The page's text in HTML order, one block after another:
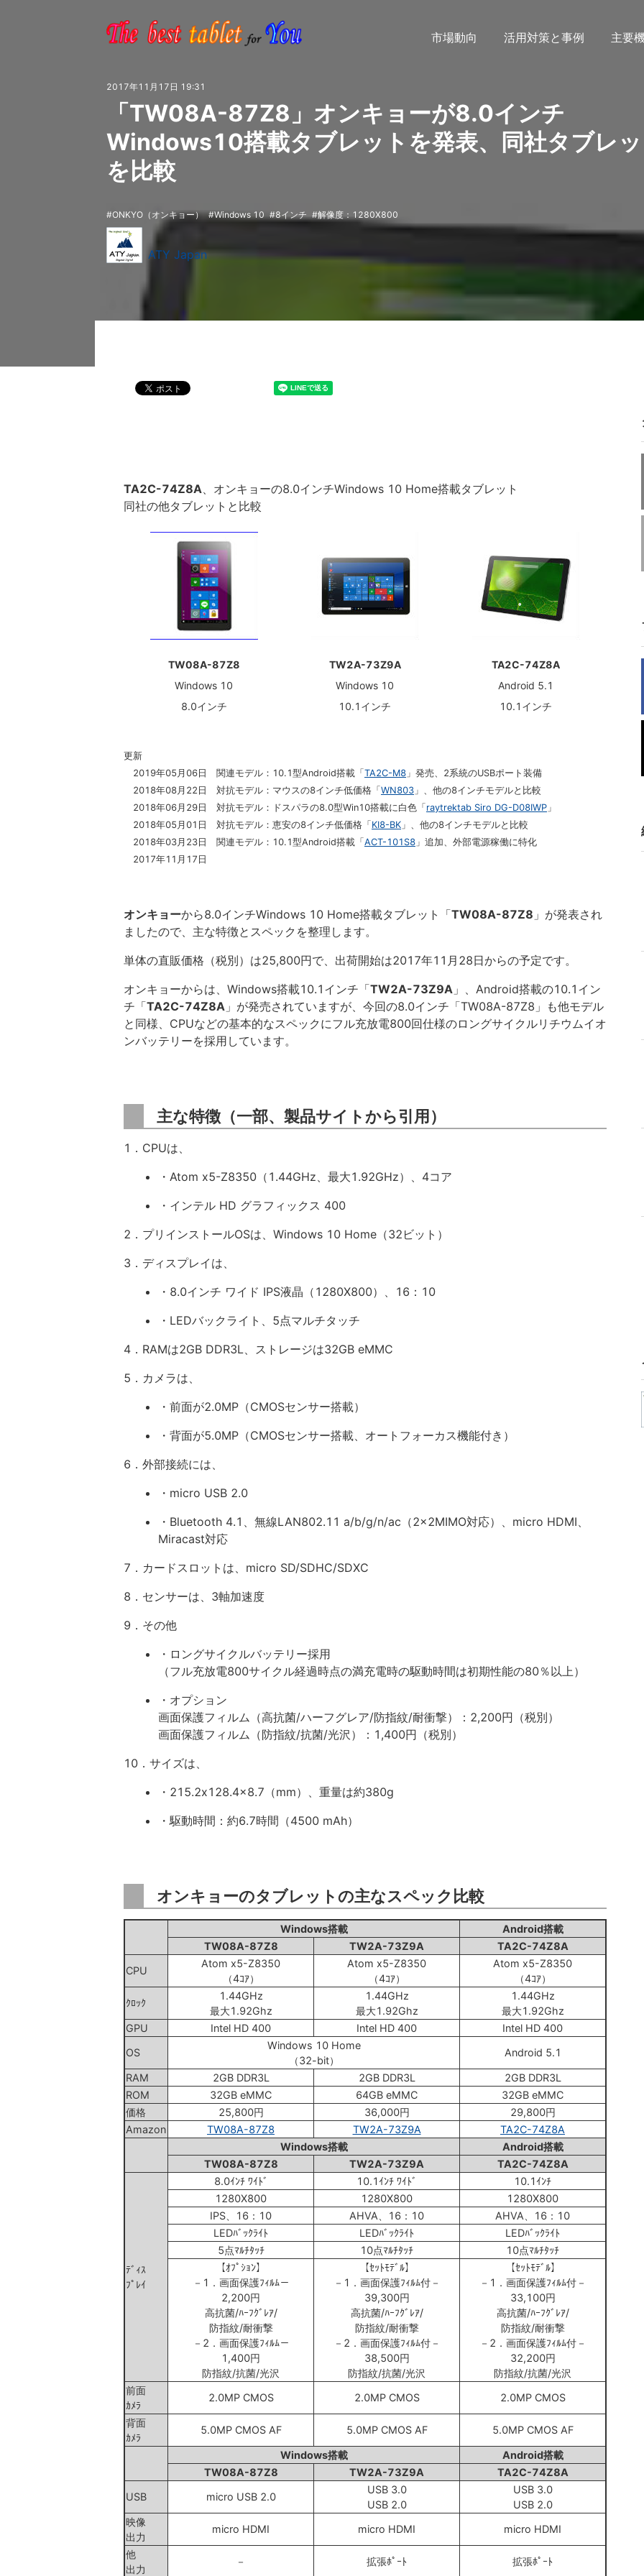
市場動向 活用対策と事例 主要
2017年11月17日 19:31
「TW08A-87Z8」オンキョーが8.0インチ
Windows10搭載タブレットを発表、同社タブレ
を比較
ONKYO（オンキョー） Windows 10 8インチ 解像度：1280X800
ATY Japan
TA2C-74Z8A、オンキョーの8.0インチWindows 10 Home搭載タブレット
同社の他タブレットと比較
TW08A-87Z8
Windows 10
8.0インチ
TW2A-73Z9A
Windows 10
10.1インチ
TA2C-74Z8A
Android 5.1
10.1インチ
更新
2019年05月06日 関連モデル：10.1型Android搭載「 TA2C-M8 」発売、2系統のUSBポート装備
2018年08月22日 対抗モデル：マウスの8インチ低価格「 WN803 」、他の8インチモデルと比較
2018年06月29日 対抗モデル：ドスパラの8.0型Win10搭載に白色「 raytrektab Siro DG-D08IWP 」
2018年05月01日 対抗モデル：恵安の8インチ低価格「 KI8-BK 」、他の8インチモデルと比較
2018年03月23日 関連モデル：10.1型Android搭載「 ACT-101S8 」追加、外部電源稼働に特化
2017年11月17日
オンキョーから8.0インチWindows 10 Home搭載タブレット「TW08A-87Z8 」が発表され
ましたので、主な特徴とスペックを整理します。
単体の直販価格（税別）は25,800円で、出荷開始は2017年11月28日からの予定です。
オンキョーからは、Windows搭載10.1インチ「TW2A-73Z9A 」、Android搭載の10.1イン
チ「TA2C-74Z8A 」が発売されていますが、今回の8.0インチ「TW08A-87Z8」も他モデル
と同様、CPUなどの基本的なスペックにフル充放電800回仕様のロングサイクルリチウムイオ
ンバッテリーを採用しています。
主な特徴（一部、製品サイトから引用）
1．CPUは、
・Atom x5-Z8350（1.44GHz、最大1.92GHz）、4コア
・インテル HD グラフィックス 400
2．プリインストールOSは、Windows 10 Home（32ビット）
3．ディスプレイは、
・8.0インチ ワイド IPS液晶（1280X800）、16：10
・LEDバックライト、5点マルチタッチ
4．RAMは2GB DDR3L、ストレージは32GB eMMC
5．カメラは、
・前面が2.0MP（CMOSセンサー搭載）
・背面が5.0MP（CMOSセンサー搭載、オートフォーカス機能付き）
6．外部接続には、
・micro USB 2.0
・Bluetooth 4.1、無線LAN802.11 a/b/g/n/ac（2x2MIMO対応）、micro HDMI、
Miracast対応
7．カードスロットは、micro SD/SDHC/SDXC
8．センサーは、3軸加速度
9．その他
・ロングサイクルバッテリー採用
（フル充放電800サイクル経過時点の満充電時の駆動時間は初期性能の80％以上）
・オプション
画面保護フィルム（高抗菌/ハーフグレア/防指紋/耐衝撃）：2,200円（税別）
画面保護フィルム（防指紋/抗菌/光沢）：1,400円（税別）
10．サイズは、
・215.2x128.4x8.7（mm）、重量は約380g
・駆動時間：約6.7時間（4500 mAh）
オンキョーのタブレットの主なスペック比較
Windows搭載
Android搭載
TW08A-87Z8
TW2A-73Z9A
TA2C-74Z8A
CPU
Atom x5-Z8350
（4ｺｱ）
Atom x5-Z8350
（4ｺｱ）
Atom x5-Z8350
（4ｺｱ）
ｸﾛｯｸ
1.44GHz
最大1.92Ghz
1.44GHz
最大1.92Ghz
1.44GHz
最大1.92Ghz
GPU
Intel HD 400 Intel HD 400
Intel HD 400
OS
Windows 10 Home
（32-bit）
Android 5.1
RAM 2GB DDR3L 2GB DDR3L
2GB DDR3L
ROM
32GB eMMC 64GB eMMC
32GB eMMC
価格
25,800円 36,000円
29,800円
Amazon
TW08A-87Z8 TW2A-73Z9A
TA2C-74Z8A
Windows搭載
Android搭載
TW08A-87Z8
TW2A-73Z9A TA2C-74Z8A
ﾃﾞｨｽ
ﾌﾟﾚｲ
8.0ｲﾝﾁ ﾜｲﾄﾞ 10.1ｲﾝﾁ ﾜｲﾄﾞ
10.1ｲﾝﾁ
1280X800
1280X800
1280X800
IPS、16：10
AHVA、16：10
AHVA、16：10
LEDﾊﾞｯｸﾗｲﾄ
LEDﾊﾞｯｸﾗｲﾄ
LEDﾊﾞｯｸﾗｲﾄ
5点ﾏﾙﾁﾀｯﾁ
10点ﾏﾙﾁﾀｯﾁ
10点ﾏﾙﾁﾀｯﾁ
【ｵﾌﾟｼｮﾝ】
－1．画面保護ﾌｨﾙﾑ－
2,200円
高抗菌/ﾊｰﾌｸﾞﾚｱ/
防指紋/耐衝撃
－2．画面保護ﾌｨﾙﾑ－
1,400円
防指紋/抗菌/光沢
【ｾｯﾄﾓﾃﾞﾙ】
－1．画面保護ﾌｨﾙﾑ付－
39,300円
高抗菌/ﾊｰﾌｸﾞﾚｱ/
防指紋/耐衝撃
－2．画面保護ﾌｨﾙﾑ付－
38,500円
防指紋/抗菌/光沢
【ｾｯﾄﾓﾃﾞﾙ】
－1．画面保護ﾌｨﾙﾑ付－
33,100円
高抗菌/ﾊｰﾌｸﾞﾚｱ/
防指紋/耐衝撃
－2．画面保護ﾌｨﾙﾑ付－
32,200円
防指紋/抗菌/光沢
前面
ｶﾒﾗ
2.0MP CMOS 2.0MP CMOS 2.0MP CMOS
背面
ｶﾒﾗ
5.0MP CMOS AF 5.0MP CMOS AF 5.0MP CMOS AF
Windows搭載
Android搭載
TW08A-87Z8
TW2A-73Z9A
TA2C-74Z8A
USB
micro USB 2.0
USB 3.0
USB 2.0
USB 3.0
USB 2.0
映像
出力
micro HDMI micro HDMI micro HDMI
他
出力
－ 拡張ﾎﾟｰﾄ 拡張ﾎﾟｰﾄ